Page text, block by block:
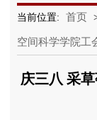
当前位置: 首页
空间科学学院工
庆三八 采